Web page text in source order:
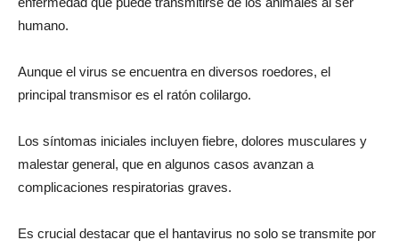
humano.
Aunque el virus se encuentra en diversos roedores, el
principal transmisor es el ratón colilargo.
Los síntomas iniciales incluyen fiebre, dolores musculares y
malestar general, que en algunos casos avanzan a
complicaciones respiratorias graves.
Es crucial destacar que el hantavirus no solo se transmite por